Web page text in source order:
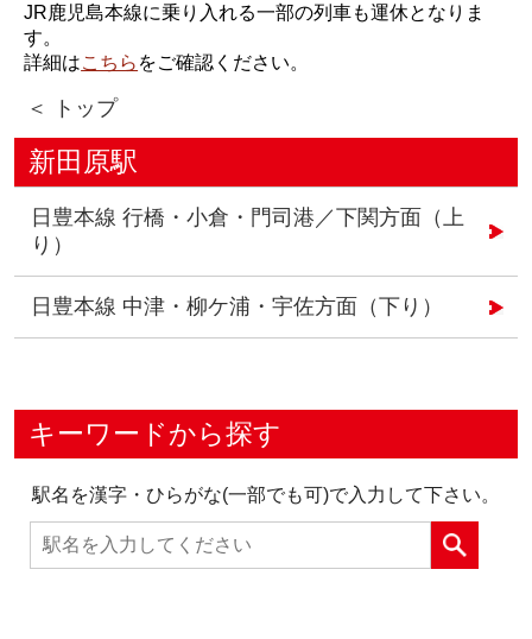
JR鹿児島本線に乗り入れる一部の列車も運休となりま
す。
詳細はこちら をご確認ください。
＜ トップ
新田原駅
日豊本線 行橋・小倉・門司港／下関方面（上
り）
日豊本線 中津・柳ケ浦・宇佐方面（下り）
キーワードから探す
駅名を漢字・ひらがな(一部でも可)で入力して下さい。